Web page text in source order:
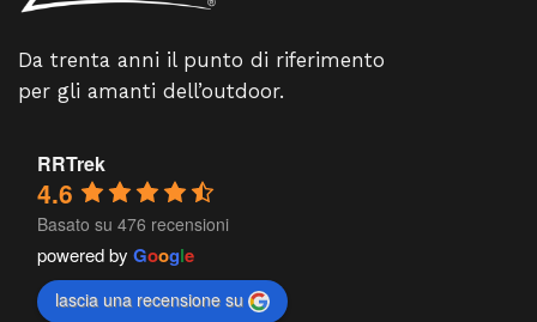
Da trenta anni il punto di riferimento
per gli amanti dell’outdoor.
RRTrek
4.6
Basato su 476 recensioni
powered by Google
lascia una recensione su